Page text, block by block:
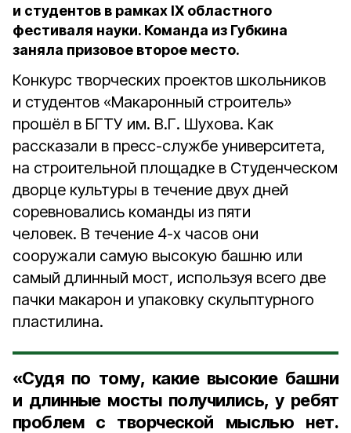
и студентов в рамках IX областного
фестиваля науки. Команда из Губкина
заняла призовое второе место.
Конкурс творческих проектов школьников
и студентов «Макаронный строитель»
прошёл в БГТУ им. В.Г. Шухова. Как
рассказали в пресс-службе университета,
на строительной площадке в Студенческом
дворце культуры в течение двух дней
соревновались команды из пяти
человек. В течение 4-х часов они
сооружали самую высокую башню или
самый длинный мост, используя всего две
пачки макарон и упаковку скульптурного
пластилина.
«Судя по тому, какие высокие башни
и длинные мосты получились, у ребят
проблем с творческой мыслью нет.